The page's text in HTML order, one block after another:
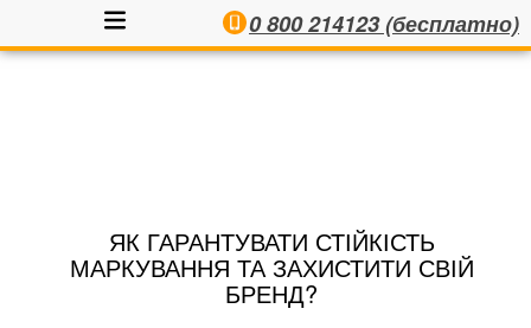
0 800 214123 (бесплатно)
ЯК ГАРАНТУВАТИ СТІЙКІСТЬ
МАРКУВАННЯ ТА ЗАХИСТИТИ СВІЙ
БРЕНД?